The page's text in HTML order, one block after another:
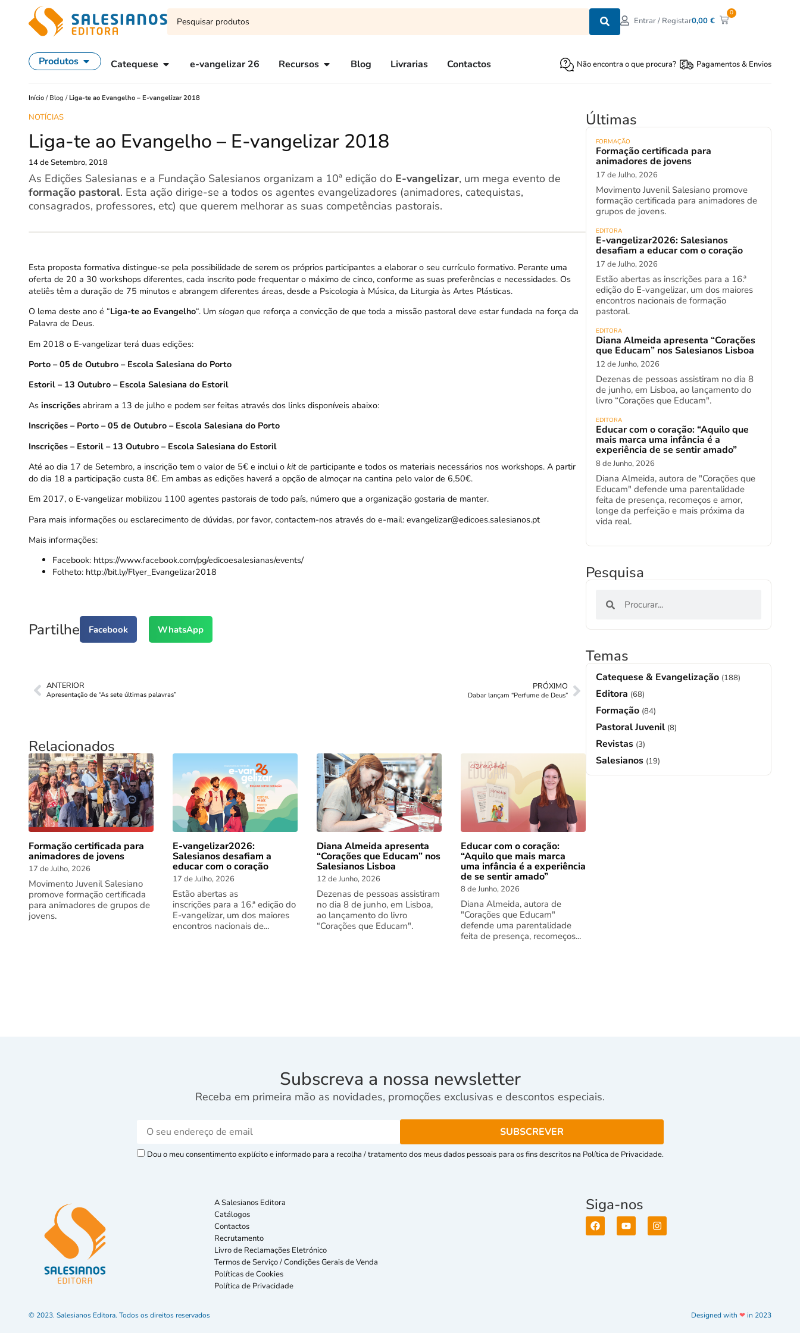
Entrar / Registar0,00€
0
Produtos Catequese e-vangelizar 26 Recursos Blog Livrarias Contactos Não encontra o que procura? Pagamentos & Envios
Início / Blog /Liga-te ao Evangelho – E-vangelizar 2018
NOTÍCIAS
Liga-te ao Evangelho – E-vangelizar 2018
14 de Setembro, 2018
As Edições Salesianas e a Fundação Salesianos organizam a 10ª edição do E-vangelizar, um mega evento de
formação pastoral. Esta ação dirige-se a todos os agentes evangelizadores (animadores, catequistas,
consagrados, professores, etc) que querem melhorar as suas competências pastorais.
Esta proposta formativa distingue-se pela possibilidade de serem os próprios participantes a elaborar o seu currículo formativo. Perante uma
oferta de 20 a 30 workshops diferentes, cada inscrito pode frequentar o máximo de cinco, conforme as suas preferências e necessidades. Os
ateliês têm a duração de 75 minutos e abrangem diferentes áreas, desde a Psicologia à Música, da Liturgia às Artes Plásticas.
O lema deste ano é “Liga-te ao Evangelho“. Um slogan que reforça a convicção de que toda a missão pastoral deve estar fundada na força da
Palavra de Deus.
Em 2018 o E-vangelizar terá duas edições:
Porto – 05 de Outubro – Escola Salesiana do Porto
Estoril – 13 Outubro – Escola Salesiana do Estoril
As inscrições abriram a 13 de julho e podem ser feitas através dos links disponíveis abaixo:
Inscrições – Porto – 05 de Outubro – Escola Salesiana do Porto
Inscrições – Estoril – 13 Outubro – Escola Salesiana do Estoril
Até ao dia 17 de Setembro, a inscrição tem o valor de 5€ e inclui o kitde participante e todos os materiais necessários nos workshops. A partir
do dia 18 a participação custa 8€. Em ambas as edições haverá a opção de almoçar na cantina pelo valor de 6,50€.
Em 2017, o E-vangelizar mobilizou 1100 agentes pastorais de todo país, número que a organização gostaria de manter.
Para mais informações ou esclarecimento de dúvidas, por favor, contactem-nos através do e-mail: evangelizar@edicoes.salesianos.pt
Mais informações:
Facebook: https://www.facebook.com/pg/edicoesalesianas/events/
Folheto: http://bit.ly/Flyer_Evangelizar2018
Partilhe Facebook WhatsApp
ANTERIOR
Apresentação de “As sete últimas palavras”
PRÓXIMO
Dabar lançam “Perfume de Deus”
Relacionados
Formação certificada para
animadores de jovens
17 de Julho, 2026
Movimento Juvenil Salesiano
promove formação certificada
para animadores de grupos de
jovens.
E-vangelizar2026:
Salesianos desafiam a
educar com o coração
17 de Julho, 2026
Estão abertas as
inscrições para a 16.ª edição do
E-vangelizar, um dos maiores
encontros nacionais de...
Diana Almeida apresenta
“Corações que Educam” nos
Salesianos Lisboa
12 de Junho, 2026
Dezenas de pessoas assistiram
no dia 8 de junho, em Lisboa,
ao lançamento do livro
“Corações que Educam".
Educar com o coração:
“Aquilo que mais marca
uma infância é a experiência
de se sentir amado”
8 de Junho, 2026
Diana Almeida, autora de
"Corações que Educam"
defende uma parentalidade
feita de presença, recomeços...
Últimas
FORMAÇÃO
Formação certificada para
animadores de jovens
17 de Julho, 2026
Movimento Juvenil Salesiano promove
formação certificada para animadores de
grupos de jovens.
EDITORA
E-vangelizar2026: Salesianos
desafiam a educar com o coração
17 de Julho, 2026
Estão abertas as inscrições para a 16.ª
edição do E-vangelizar, um dos maiores
encontros nacionais de formação
pastoral.
EDITORA
Diana Almeida apresenta “Corações
que Educam” nos Salesianos Lisboa
12 de Junho, 2026
Dezenas de pessoas assistiram no dia 8
de junho, em Lisboa, ao lançamento do
livro “Corações que Educam".
EDITORA
Educar com o coração: “Aquilo que
mais marca uma infância é a
experiência de se sentir amado”
8 de Junho, 2026
Diana Almeida, autora de "Corações que
Educam" defende uma parentalidade
feita de presença, recomeços e amor,
longe da perfeição e mais próxima da
vida real.
Pesquisa
Temas
Catequese & Evangelização (188)
Editora (68)
Formação (84)
Pastoral Juvenil (8)
Revistas (3)
Salesianos (19)
Subscreva a nossa newsletter
Receba em primeira mão as novidades, promoções exclusivas e descontos especiais.
Dou o meu consentimento explícito e informado para a recolha / tratamento dos meus dados pessoais para os fins descritos na Política de Privacidade.
A Salesianos Editora
Catálogos
Contactos
Recrutamento
Livro de Reclamações Eletrónico
Termos de Serviço / Condições Gerais de Venda
Políticas de Cookies
Política de Privacidade
Siga-nos
© 2023. Salesianos Editora. Todos os direitos reservados Designed with ❤in 2023